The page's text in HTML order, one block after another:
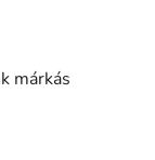
márkás